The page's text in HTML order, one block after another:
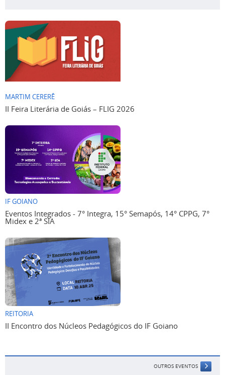
MARTIM CERERÊ
II Feira Literária de Goiás – FLIG 2026
IF GOIANO
Eventos Integrados - 7° Integra, 15° Semapós, 14° CPPG, 7°
Midex e 2ª SIA
REITORIA
II Encontro dos Núcleos Pedagógicos do IF Goiano
OUTROS EVENTOS